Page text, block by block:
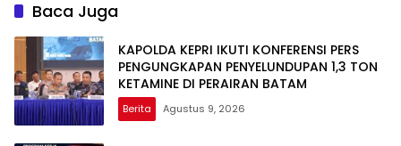
Baca Juga
KAPOLDA KEPRI IKUTI KONFERENSI PERS
PENGUNGKAPAN PENYELUNDUPAN 1,3 TON
KETAMINE DI PERAIRAN BATAM
Berita Agustus 9, 2026